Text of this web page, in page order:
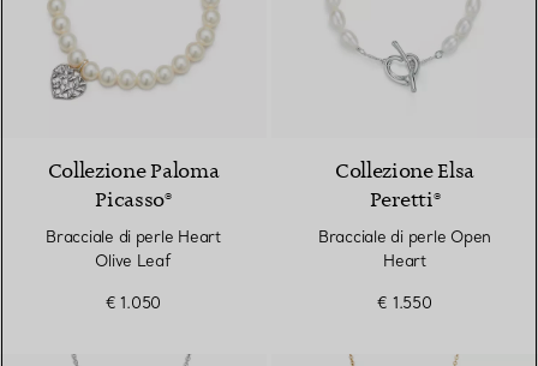
Collezione Paloma
Picasso®
Bracciale di perle Heart
Olive Leaf
€ 1.050
Collezione Elsa
Peretti®
Bracciale di perle Open
Heart
€ 1.550